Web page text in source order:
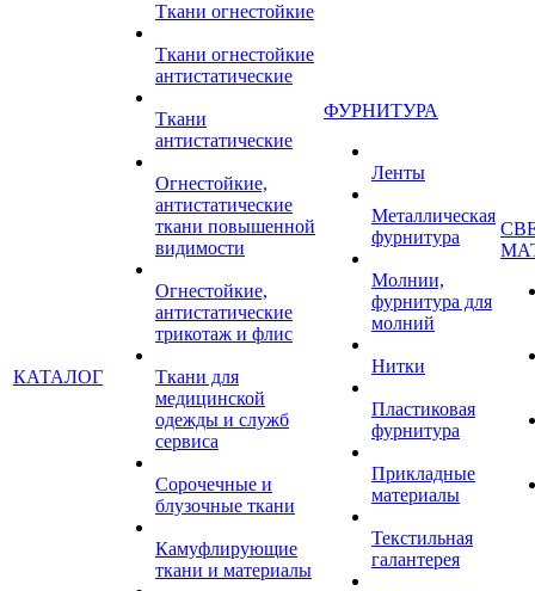
КАТАЛОГ
Ткани огнестойкие
Ткани огнестойкие
антистатические
Ткани
антистатические
Огнестойкие,
антистатические
ткани повышенной
видимости
Огнестойкие,
антистатические
трикотаж и флис
Ткани для
медицинской
одежды и служб
сервиса
Сорочечные и
блузочные ткани
Камуфлирующие
ткани и материалы
ФУРНИТУРА
Ленты
Металлическая
фурнитура
Молнии,
фурнитура для
молний
Нитки
Пластиковая
фурнитура
Прикладные
материалы
Текстильная
галантерея